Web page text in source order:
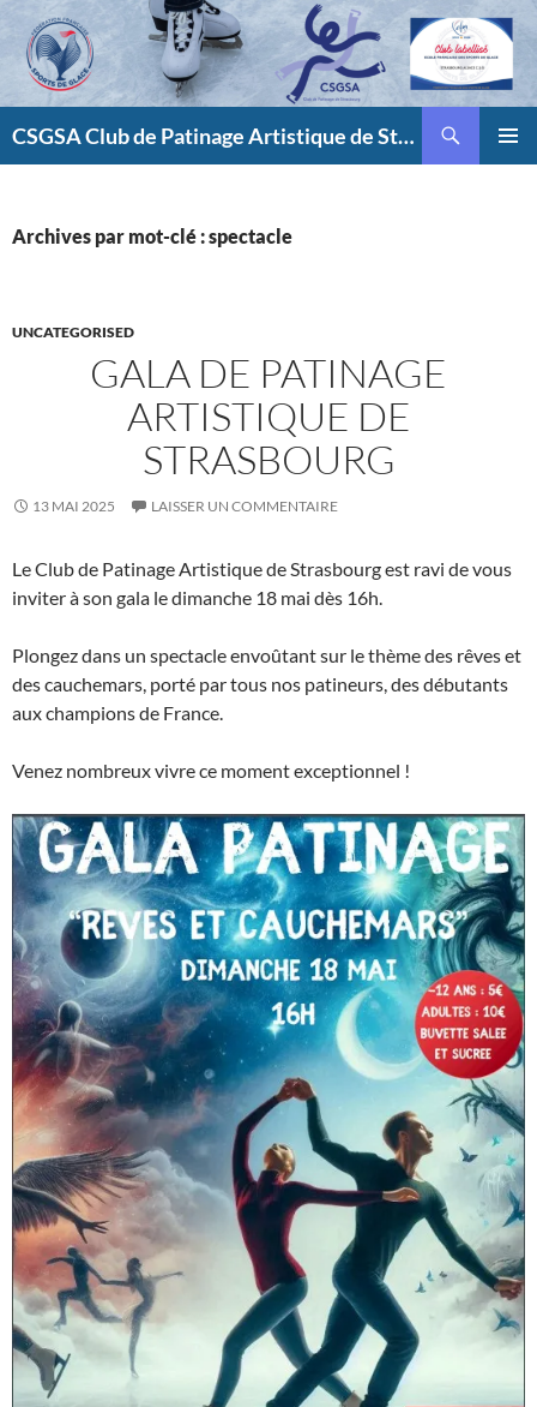
contenu
CSGSA Club de Patinage Artistique de Strasbourg
Archives par mot-clé : spectacle
UNCATEGORISED
GALA DE PATINAGE
ARTISTIQUE DE
STRASBOURG
13 MAI 2025 LAISSER UN COMMENTAIRE
Le Club de Patinage Artistique de Strasbourg est ravi de vous
inviter à son gala le dimanche 18 mai dès 16h.
Plongez dans un spectacle envoûtant sur le thème des rêves et
des cauchemars, porté par tous nos patineurs, des débutants
aux champions de France.
Venez nombreux vivre ce moment exceptionnel !